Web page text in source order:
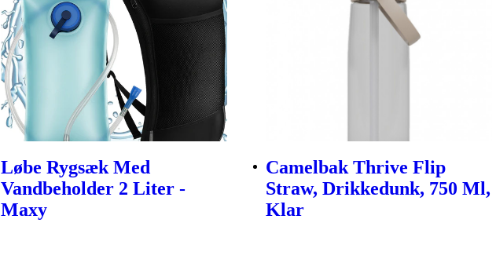
Løbe Rygsæk Med
Vandbeholder 2 Liter -
Maxy
Camelbak Thrive Flip
Straw, Drikkedunk, 750 Ml,
Klar